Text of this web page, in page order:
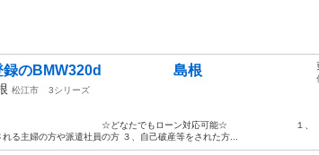
年登録のBMW320d 島根
松江市
3シリーズ
売〇 ☆どなたでもローン対応可能☆ １、
る主婦の方や派遣社員の方 ３、自己破産等をされた方...